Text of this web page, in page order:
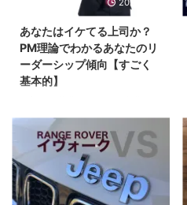
2020/9/10
あなたはイケてる上司か？
PM理論でわかるあなたのリ
ーダーシップ傾向【すごく
基本的】
ーダーシップはあるのか疑問に思
ったり、不安になったはしていま
せんか？自分はイケてるリーダー
なのか？違うのか？気になってし
まったり。 まずはあなたの行動
特性から現在の特徴を見て見まし